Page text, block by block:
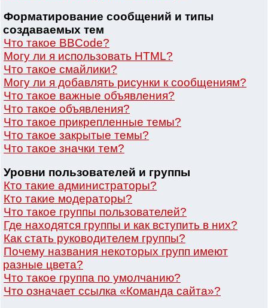
Форматирование сообщений и типы
создаваемых тем
Что такое BBCode?
Могу ли я использовать HTML?
Что такое смайлики?
Могу ли я добавлять рисунки к сообщениям?
Что такое важные объявления?
Что такое объявления?
Что такое прикрепленные темы?
Что такое закрытые темы?
Что такое значки тем?
Уровни пользователей и группы
Кто такие администраторы?
Кто такие модераторы?
Что такое группы пользователей?
Где находятся группы и как вступить в них?
Как стать руководителем группы?
Почему названия некоторых групп имеют
разные цвета?
Что такое группа по умолчанию?
Что означает ссылка «Команда сайта»?